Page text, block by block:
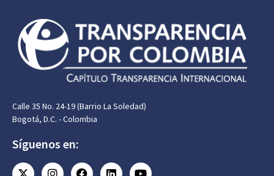
Calle 35 No. 24-19 (Barrio La Soledad)
Bogotá, D.C. - Colombia
Síguenos en: